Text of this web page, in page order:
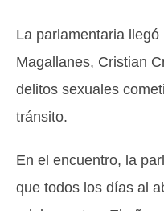
La parlamentaria
Magallanes, Cristian
delitos sexuales
tránsito.
En el encuentro, la
que todos los días al